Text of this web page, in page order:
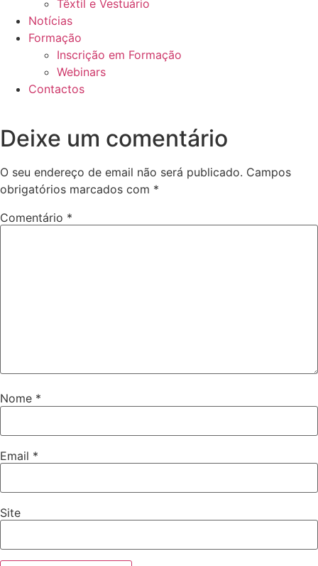
Têxtil e Vestuário
Notícias
Formação
Inscrição em Formação
Webinars
Contactos
Deixe um comentário
O seu endereço de email não será publicado. Campos
obrigatórios marcados com *
Comentário *
Nome *
Email *
Site